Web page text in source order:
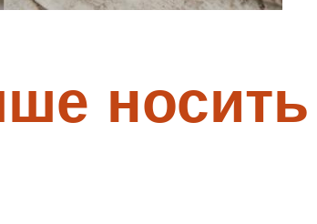
носить